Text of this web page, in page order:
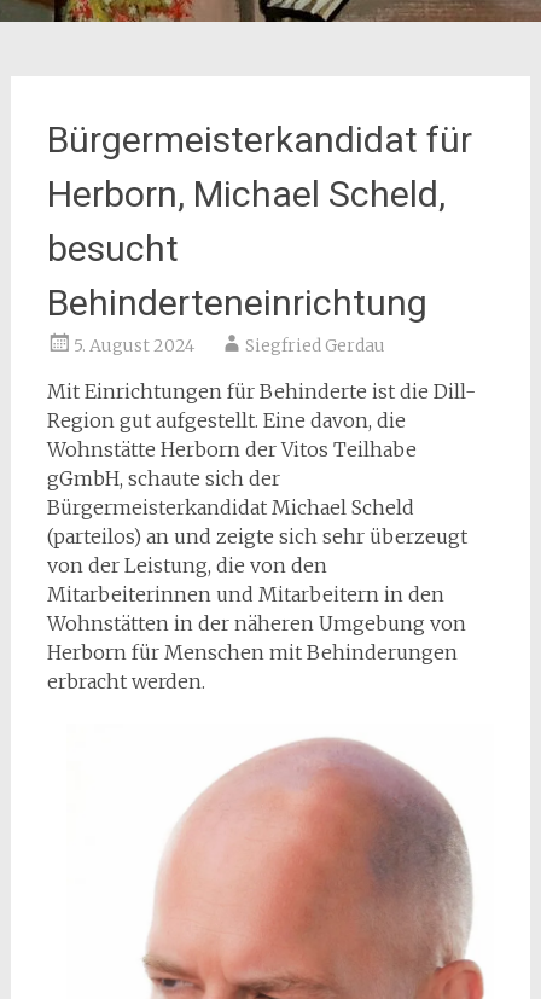
Bürgermeisterkandidat für
Herborn, Michael Scheld,
besucht
Behinderteneinrichtung
5. August 2024 Siegfried Gerdau
Mit Einrichtungen für Behinderte ist die Dill-
Region gut aufgestellt. Eine davon, die
Wohnstätte Herborn der Vitos Teilhabe
gGmbH, schaute sich der
Bürgermeisterkandidat Michael Scheld
(parteilos) an und zeigte sich sehr überzeugt
von der Leistung, die von den
Mitarbeiterinnen und Mitarbeitern in den
Wohnstätten in der näheren Umgebung von
Herborn für Menschen mit Behinderungen
erbracht werden.